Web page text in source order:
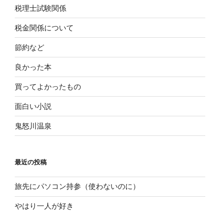
税理士試験関係
税金関係について
節約など
良かった本
買ってよかったもの
面白い小説
鬼怒川温泉
最近の投稿
旅先にパソコン持参（使わないのに）
やはり一人が好き